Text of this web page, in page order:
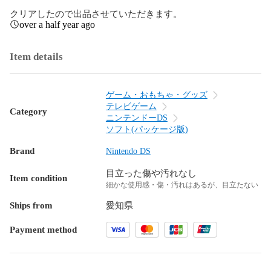
クリアしたので出品させていただきます。
over a half year ago
Item details
Category
ゲーム・おもちゃ・グッズ
テレビゲーム
ニンテンドーDS
ソフト(パッケージ版)
Brand Nintendo DS
Item condition 目立った傷や汚れなし
細かな使用感・傷・汚れはあるが、目立たない
Ships from 愛知県
Payment method